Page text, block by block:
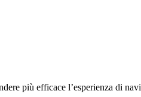
più efficace l’esperienza di